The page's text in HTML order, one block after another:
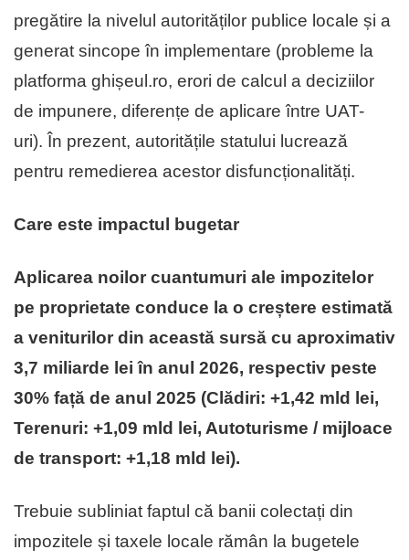
pregătire la nivelul autorităților publice locale și a
generat sincope în implementare (probleme la
platforma ghișeul.ro, erori de calcul a deciziilor
de impunere, diferențe de aplicare între UAT-
uri). În prezent, autoritățile statului lucrează
pentru remedierea acestor disfuncționalități.
Care este impactul bugetar
Aplicarea noilor cuantumuri ale impozitelor
pe proprietate conduce la o creștere estimată
a veniturilor din această sursă cu aproximativ
3,7 miliarde lei în anul 2026, respectiv peste
30% față de anul 2025 (Clădiri: +1,42 mld lei,
Terenuri: +1,09 mld lei, Autoturisme / mijloace
de transport: +1,18 mld lei).
Trebuie subliniat faptul că banii colectați din
impozitele și taxele locale rămân la bugetele